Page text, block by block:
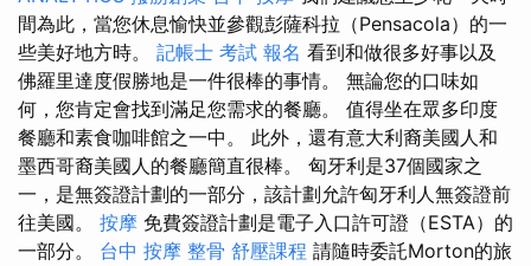
間為此，當您休息愉快並參觀彭薩科拉（Pensacola）的一
些美好地方時。 記帳士 考試 報名 看到和做很多好事以及
佛羅里達度假勝地是一件很棒的事情。 無論您的口味如
何，您肯定會找到滿足您需求的餐廳。 值得坐在眾多印度
餐廳和素食咖啡館之一中。 此外，還有意大利裔美國人和
墨西哥裔美國人的餐廳簡直很棒。 匈牙利是37個國家之
一，是無簽證計劃的一部分，該計劃允許匈牙利人無簽證前
往美國。 按摩 免費簽證計劃是電子入口許可證（ESTA）的
一部分。 台中 按摩 整骨 舒壓課程 請隨時委託Morton的旅